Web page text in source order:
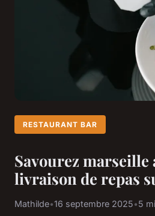
RESTAURANT BAR
Savourez marseille
livraison de repas
Mathilde•16 septembre 2025•5